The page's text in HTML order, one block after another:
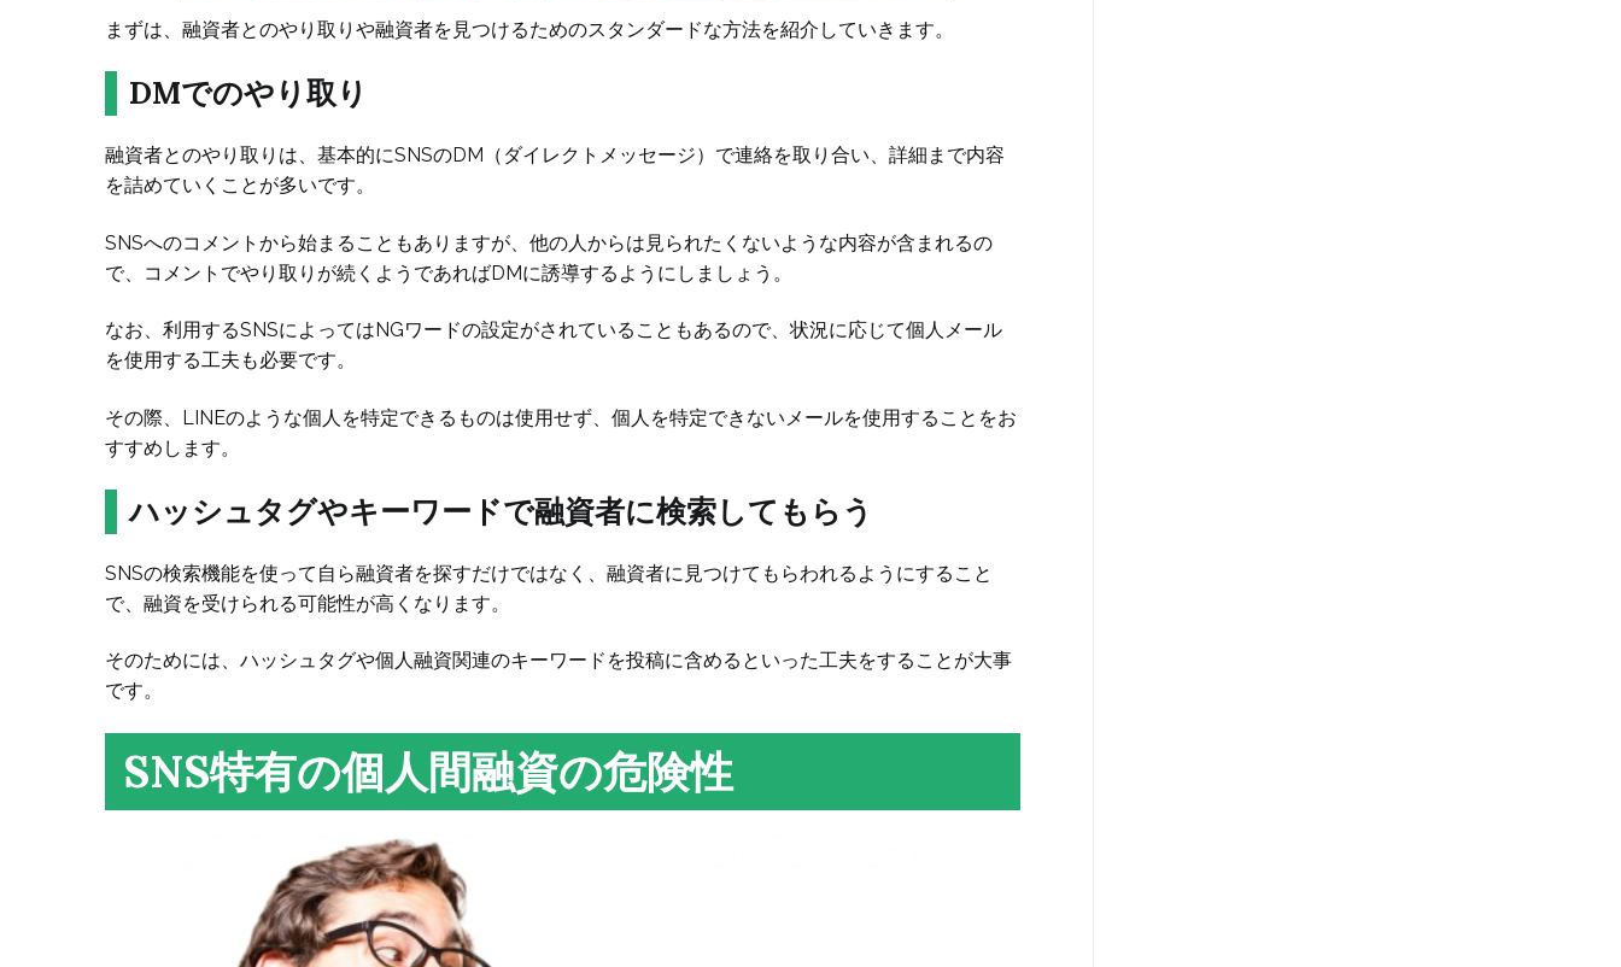
まずは、融資者とのやり取りや融資者を見つけるためのスタンダードな方法を紹介していきます。
DMでのやり取り
融資者とのやり取りは、基本的にSNSのDM（ダイレクトメッセージ）で連絡を取り合い、詳細まで内容
を詰めていくことが多いです。
SNSへのコメントから始まることもありますが、他の人からは見られたくないような内容が含まれるの
で、コメントでやり取りが続くようであればDMに誘導するようにしましょう。
なお、利用するSNSによってはNGワードの設定がされていることもあるので、状況に応じて個人メール
を使用する工夫も必要です。
その際、LINEのような個人を特定できるものは使用せず、個人を特定できないメールを使用することをお
すすめします。
ハッシュタグやキーワードで融資者に検索してもらう
SNSの検索機能を使って自ら融資者を探すだけではなく、融資者に見つけてもらわれるようにすること
で、融資を受けられる可能性が高くなります。
そのためには、ハッシュタグや個人融資関連のキーワードを投稿に含めるといった工夫をすることが大事
です。
SNS特有の個人間融資の危険性